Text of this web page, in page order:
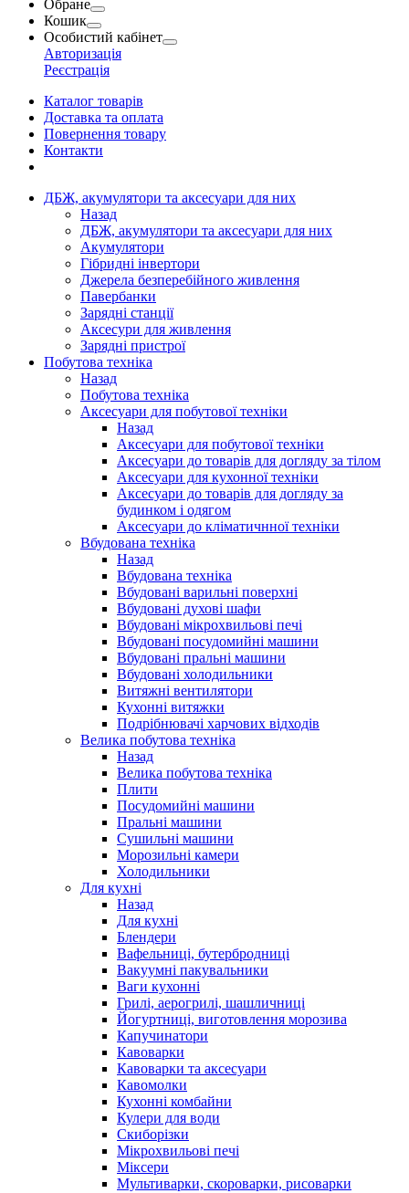
Обране
Кошик
Особистий кабінет
Авторизація
Реєстрація
Каталог товарів
Доставка та оплата
Повернення товару
Контакти
ДБЖ, акумулятори та аксесуари для них
Назад
ДБЖ, акумулятори та аксесуари для них
Акумулятори
Гібридні інвертори
Джерела безперебійного живлення
Павербанки
Зарядні станції
Аксесури для живлення
Зарядні пристрої
Побутова техніка
Назад
Побутова техніка
Аксесуари для побутової техніки
Назад
Аксесуари для побутової техніки
Аксесуари до товарів для догляду за тілом
Аксесуари для кухонної техніки
Аксесуари до товарів для догляду за
будинком і одягом
Аксесуари до кліматичнної техніки
Вбудована техніка
Назад
Вбудована техніка
Вбудовані варильні поверхні
Вбудовані духові шафи
Вбудовані мікрохвильові печі
Вбудовані посудомийні машини
Вбудовані пральні машини
Вбудовані холодильники
Витяжні вентилятори
Кухонні витяжки
Подрібнювачі харчових відходів
Велика побутова техніка
Назад
Велика побутова техніка
Плити
Посудомийні машини
Пральні машини
Сушильні машини
Морозильні камери
Холодильники
Для кухні
Назад
Для кухні
Блендери
Вафельниці, бутербродниці
Вакуумні пакувальники
Ваги кухонні
Грилі, аерогрилі, шашличниці
Йогуртниці, виготовлення морозива
Капучинатори
Кавоварки
Кавоварки та аксесуари
Кавомолки
Кухонні комбайни
Кулери для води
Скиборізки
Мікрохвильові печі
Міксери
Мультиварки, скороварки, рисоварки